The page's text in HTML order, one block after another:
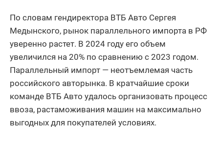
По словам гендиректора ВТБ Авто Сергея
Медынского, рынок параллельного импорта в РФ
уверенно растет. В 2024 году его объем
увеличился на 20% по сравнению с 2023 годом.
Параллельный импорт — неотъемлемая часть
российского авторынка. В кратчайшие сроки
команде ВТБ Авто удалось организовать процесс
ввоза, растаможивания машин на максимально
выгодных для покупателей условиях.